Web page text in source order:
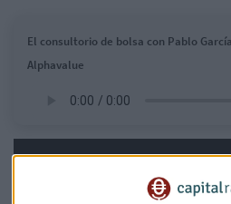
El consultorio de bolsa con Pablo
Alphavalue